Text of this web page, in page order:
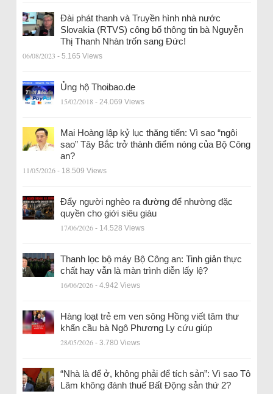
Đài phát thanh và Truyền hình nhà nước
Slovakia (RTVS) công bố thông tin bà Nguyễn
Thị Thanh Nhàn trốn sang Đức!
06/08/2023 - 5.165 Views
Ủng hộ Thoibao.de
15/02/2018 - 24.069 Views
Mai Hoàng lập kỷ lục thăng tiến: Vì sao “ngôi
sao” Tây Bắc trở thành điểm nóng của Bộ Công
an?
11/05/2026 - 18.509 Views
Đẩy người nghèo ra đường để nhường đặc
quyền cho giới siêu giàu
17/06/2026 - 14.528 Views
Thanh lọc bộ máy Bộ Công an: Tinh giản thực
chất hay vẫn là màn trình diễn lấy lệ?
16/06/2026 - 4.942 Views
Hàng loạt trẻ em ven sông Hồng viết tâm thư
khẩn cầu bà Ngô Phương Ly cứu giúp
28/05/2026 - 3.780 Views
“Nhà là để ở, không phải để tích sản”: Vì sao Tô
Lâm không đánh thuế Bất Động sản thứ 2?